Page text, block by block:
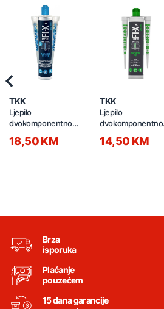
TKK
Ljepilo
dvokomponentno
ANCHOR VE
18,50 KM
TKK
Ljepilo
dvokomponentno
ANCHOR PE
14,50 KM
Brza
isporuka
Plaćanje
pouzećem
15 dana garancije